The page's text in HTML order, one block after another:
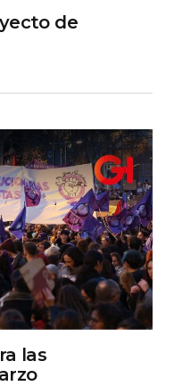
de
las